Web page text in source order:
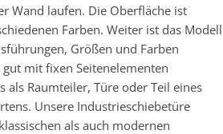
Wand laufen. Die Oberfläche ist
Farben. Weiter ist das Modell
Größen und Farben
mit fixen Seitenelementen
als Raumteiler, Türe oder Teil eines
Unsere Industrieschiebetüre
als auch modernen